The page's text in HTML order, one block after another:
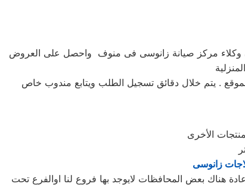
وكلاء مركز صيانة زانوسى فى منوف واحصل على العروض
زانوسى
هناك بعض المحافظات لايوجد بها فروع لنا اوالفرع تحت